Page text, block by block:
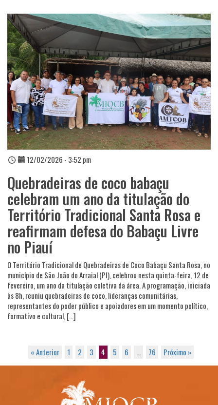
12/02/2026 - 3:52 pm
Quebradeiras de coco babaçu
celebram um ano da titulação do
Território Tradicional Santa Rosa e
reafirmam defesa do Babaçu Livre
no Piauí
O Território Tradicional de Quebradeiras de Coco Babaçu Santa Rosa, no
município de São João do Arraial (PI), celebrou nesta quinta-feira, 12 de
fevereiro, um ano da titulação coletiva da área. A programação, iniciada
às 8h, reuniu quebradeiras de coco, lideranças comunitárias,
representantes do poder público e apoiadores em um momento político,
formativo e cultural, […]
« Anterior 1 2 3 4 5 6 … 76 Próximo »